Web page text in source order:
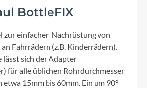
BottleFIX
zur einfachen Nachrüstung von
Fahrrädern (z.B. Kinderrädern).
lässt sich der Adapter
für alle üblichen Rohrdurchmesser
etwa 15mm bis 60mm. Ein um 90°